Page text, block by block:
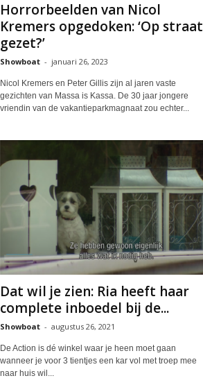
Horrorbeelden van Nicol
Kremers opgedoken: ‘Op straat
gezet?’
Showboat - januari 26, 2023
Nicol Kremers en Peter Gillis zijn al jaren vaste
gezichten van Massa is Kassa. De 30 jaar jongere
vriendin van de vakantieparkmagnaat zou echter...
Dat wil je zien: Ria heeft haar
complete inboedel bij de...
Showboat - augustus 26, 2021
De Action is dé winkel waar je heen moet gaan
wanneer je voor 3 tientjes een kar vol met troep mee
naar huis wil...